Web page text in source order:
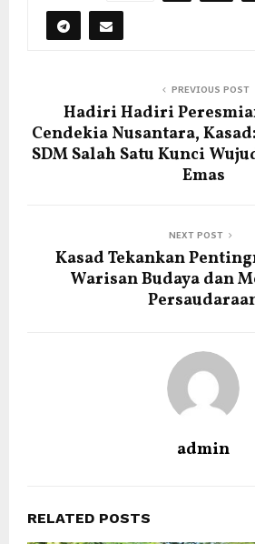
PREVIOUS POST
Hadiri Hadiri
Cendekia Nusantara,
SDM Salah Satu Kunci
Emas
NEXT POST
Kasad Tekankan
Warisan Budaya dan
admin
RELATED POSTS